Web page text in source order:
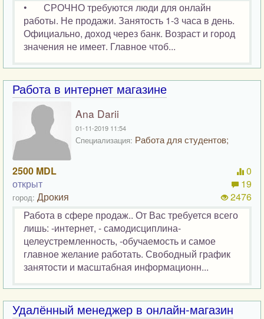
• СРОЧНО требуются люди для онлайн
работы. Не продажи. Занятость 1-3 часа в день.
Официально, доход через банк. Возраст и город
значения не имеет. Главное чтоб...
Работа в интернет магазине
Ana Darii
01-11-2019 11:54
Специализация: Работа для студентов;
2500 MDL
открыт
город: Дрокия
0
19
2476
Работа в сфере продаж.. От Вас требуется всего
лишь: -интернет, - самодисциплина-
целеустремленность, -обучаемость и самое
главное желание работать. Свободный график
занятости и масштабная информационн...
Удалённый менеджер в онлайн-магазин